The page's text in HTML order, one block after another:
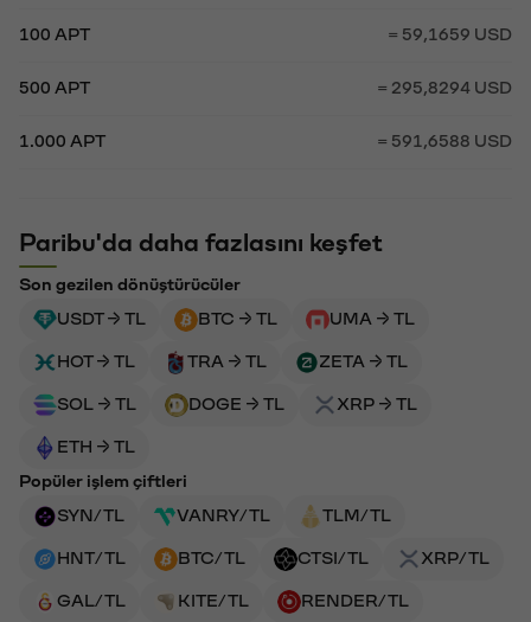
100 APT = 59,1659 USD
500 APT = 295,8294 USD
1.000 APT = 591,6588 USD
Paribu'da daha fazlasını keşfet
Son gezilen dönüştürücüler
USDT → TL
BTC → TL UMA → TL
HOT → TL TRA → TL ZETA → TL
SOL → TL DOGE → TL XRP → TL
ETH → TL
Popüler işlem çiftleri
SYN/TL
VANRY/TL TLM/TL
HNT/TL BTC/TL CTSI/TL XRP/TL
GAL/TL KITE/TL
RENDER/TL